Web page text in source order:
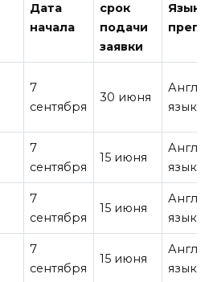
Дата
начала
срок
подачи
заявки
Язык
7
сентября
30 июня
язык
7
сентября
15 июня
язык
7
сентября
15 июня
язык
7
сентября
15 июня
язык